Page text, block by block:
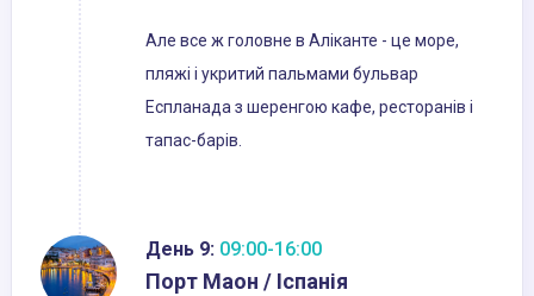
Але все ж головне в Аліканте - це море,
пляжі і укритий пальмами бульвар
Еспланада з шеренгою кафе, ресторанів і
тапас-барів.
День 9: 09:00-16:00
Порт Маон / Іспанія